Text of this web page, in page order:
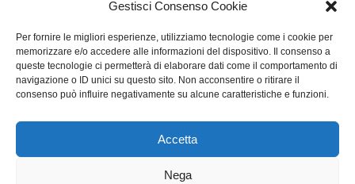
Gestisci Consenso Cookie
Per fornire le migliori esperienze, utilizziamo tecnologie come i cookie per
memorizzare e/o accedere alle informazioni del dispositivo. Il consenso a
queste tecnologie ci permetterà di elaborare dati come il comportamento di
navigazione o ID unici su questo sito. Non acconsentire o ritirare il
consenso può influire negativamente su alcune caratteristiche e funzioni.
Accetta
Nega
Gli ascolti della TV
9 Ottobre 2019
Numeri dell’economia
Numeri della TV